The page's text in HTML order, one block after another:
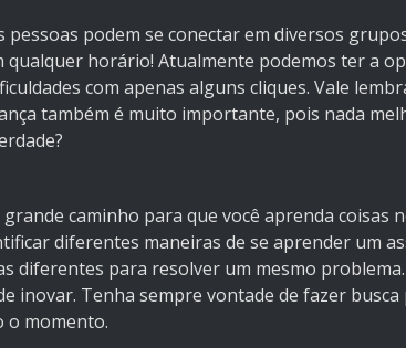
podem se conectar em diversos
horário! Atualmente podemos ter a
com apenas alguns cliques. Vale
também é muito importante, pois nada
caminho para que você aprenda coisas
diferentes maneiras de se aprender um
diferentes para resolver um mesmo
inovar. Tenha sempre vontade de fazer
o momento.